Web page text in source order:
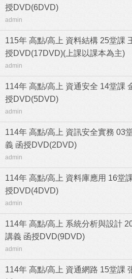
授DVD(6DVD)
admin
115年 高點/高上 資料結構 25堂課
授DVD(17DVD)(上課以課本為主)
admin
114年 高點/高上 資通安全 14堂課
授DVD(5DVD)
admin
114年 高點/高上 資訊安全實務 03
義 函授DVD(2DVD)
admin
114年 高點/高上 資料庫應用 16堂
授DVD(4DVD)
admin
114年 高點/高上 系統分析與設計
講義 函授DVD(9DVD)
admin
114年 高點/高上 資通網路 15堂課